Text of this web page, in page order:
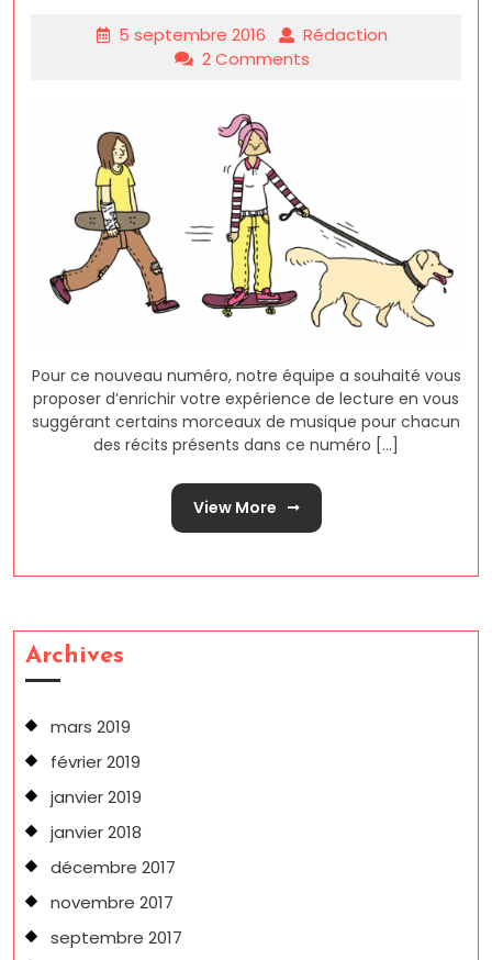
5 septembre 2016
Rédaction
2 Comments
Pour ce nouveau numéro, notre équipe a souhaité vous
proposer d’enrichir votre expérience de lecture en vous
suggérant certains morceaux de musique pour chacun
des récits présents dans ce numéro [...]
View More
Archives
mars 2019
février 2019
janvier 2019
janvier 2018
décembre 2017
novembre 2017
septembre 2017